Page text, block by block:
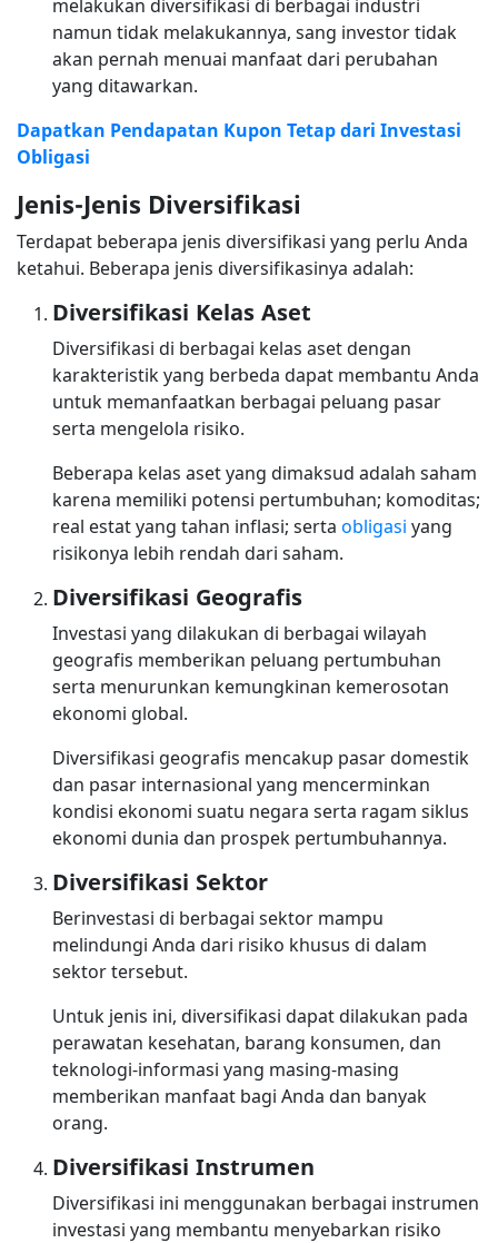
melakukan diversifikasi di berbagai industri
namun tidak melakukannya, sang investor tidak
akan pernah menuai manfaat dari perubahan
yang ditawarkan.
Dapatkan Pendapatan Kupon Tetap dari Investasi
Obligasi
Jenis-Jenis Diversifikasi
Terdapat beberapa jenis diversifikasi yang perlu Anda
ketahui. Beberapa jenis diversifikasinya adalah:
Diversifikasi Kelas Aset
Diversifikasi di berbagai kelas aset dengan
karakteristik yang berbeda dapat membantu Anda
untuk memanfaatkan berbagai peluang pasar
serta mengelola risiko.
Beberapa kelas aset yang dimaksud adalah saham
karena memiliki potensi pertumbuhan; komoditas;
real estat yang tahan inflasi; serta obligasi yang
risikonya lebih rendah dari saham.
Diversifikasi Geografis
Investasi yang dilakukan di berbagai wilayah
geografis memberikan peluang pertumbuhan
serta menurunkan kemungkinan kemerosotan
ekonomi global.
Diversifikasi geografis mencakup pasar domestik
dan pasar internasional yang mencerminkan
kondisi ekonomi suatu negara serta ragam siklus
ekonomi dunia dan prospek pertumbuhannya.
Diversifikasi Sektor
Berinvestasi di berbagai sektor mampu
melindungi Anda dari risiko khusus di dalam
sektor tersebut.
Untuk jenis ini, diversifikasi dapat dilakukan pada
perawatan kesehatan, barang konsumen, dan
teknologi-informasi yang masing-masing
memberikan manfaat bagi Anda dan banyak
orang.
Diversifikasi Instrumen
Diversifikasi ini menggunakan berbagai instrumen
investasi yang membantu menyebarkan risiko